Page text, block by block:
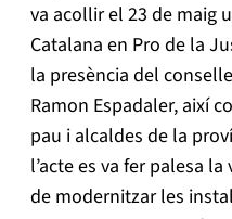
va acollir el 23 de maig
Catalana en Pro de la
la presència del
Ramon Espadaler, així
pau i alcaldes de la
l’acte es va fer palesa
de modernitzar les